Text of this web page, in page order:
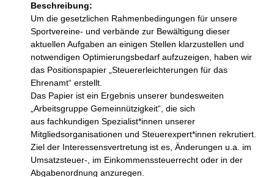
Beschreibung:
Um die gesetzlichen Rahmenbedingungen für unsere
Sportvereine- und verbände zur Bewältigung dieser
aktuellen Aufgaben an einigen Stellen klarzustellen und
notwendigen Optimierungsbedarf aufzuzeigen, haben wir
das Positionspapier „Steuererleichterungen für das
Ehrenamt“ erstellt.
Das Papier ist ein Ergebnis unserer bundesweiten
„Arbeitsgruppe Gemeinnützigkeit“, die sich
aus fachkundigen Spezialist*innen unserer
Mitgliedsorganisationen und Steuerexpert*innen rekrutiert.
Ziel der Interessensvertretung ist es, Änderungen u.a. im
Umsatzsteuer-, im Einkommenssteuerrecht oder in der
Abgabenordnung anzuregen.